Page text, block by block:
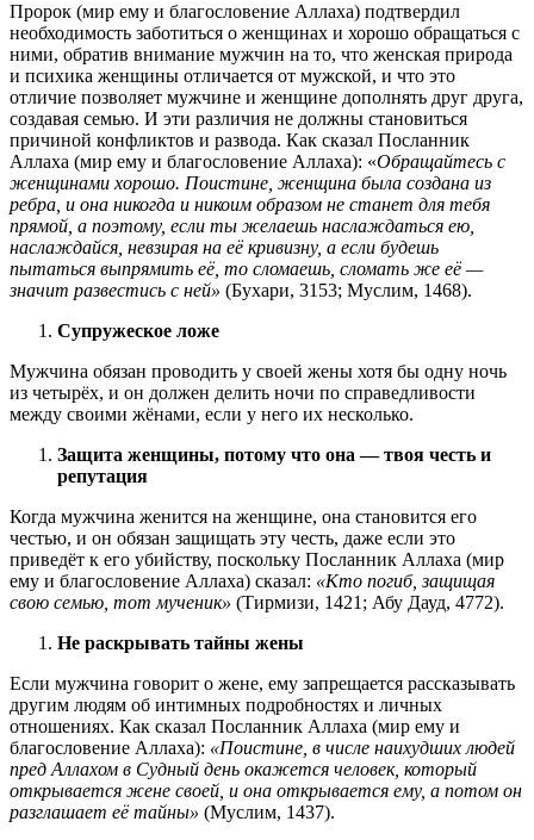
Пророк (мир ему и благословение Аллаха) подтвердил
необходимость заботиться о женщинах и хорошо обращаться с
ними, обратив внимание мужчин на то, что женская природа
и психика женщины отличается от мужской, и что это
отличие позволяет мужчине и женщине дополнять друг друга,
создавая семью. И эти различия не должны становиться
причиной конфликтов и развода. Как сказал Посланник
Аллаха (мир ему и благословение Аллаха): «Обращайтесь с
женщинами хорошо. Поистине, женщина была создана из
ребра, и она никогда и никоим образом не станет для тебя
прямой, а поэтому, если ты желаешь наслаждаться ею,
наслаждайся, невзирая на её кривизну, а если будешь
пытаться выпрямить её, то сломаешь, сломать же её —
значит развестись с ней» (Бухари, 3153; Муслим, 1468).
Супружеское ложе
Мужчина обязан проводить у своей жены хотя бы одну ночь
из четырёх, и он должен делить ночи по справедливости
между своими жёнами, если у него их несколько.
Защита женщины, потому что она — твоя честь и
репутация
Когда мужчина женится на женщине, она становится его
честью, и он обязан защищать эту честь, даже если это
приведёт к его убийству, поскольку Посланник Аллаха (мир
ему и благословение Аллаха) сказал: «Кто погиб, защищая
свою семью, тот мученик» (Тирмизи, 1421; Абу Дауд, 4772).
Не раскрывать тайны жены
Если мужчина говорит о жене, ему запрещается рассказывать
другим людям об интимных подробностях и личных
отношениях. Как сказал Посланник Аллаха (мир ему и
благословение Аллаха): «Поистине, в числе наихудших людей
пред Аллахом в Судный день окажется человек, который
открывается жене своей, и она открывается ему, а потом он
разглашает её тайны» (Муслим, 1437).